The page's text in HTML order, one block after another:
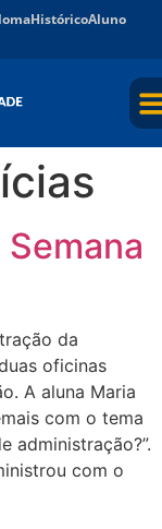
HistóricoAluno
Semana
da
oficinas
A aluna Maria
com o tema
administração?”.
com o